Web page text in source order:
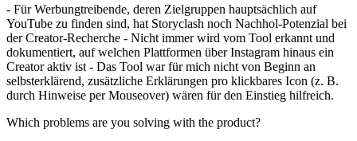
- Für Werbungtreibende, deren Zielgruppen hauptsächlich auf
YouTube zu finden sind, hat Storyclash noch Nachhol-Potenzial bei
der Creator-Recherche - Nicht immer wird vom Tool erkannt und
dokumentiert, auf welchen Plattformen über Instagram hinaus ein
Creator aktiv ist - Das Tool war für mich nicht von Beginn an
selbsterklärend, zusätzliche Erklärungen pro klickbares Icon (z. B.
durch Hinweise per Mouseover) wären für den Einstieg hilfreich.
Which problems are you solving with the product?